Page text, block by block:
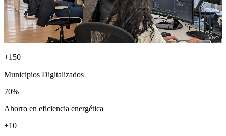
+150
Municipios Digitalizados
70%
Ahorro en eficiencia energética
+10